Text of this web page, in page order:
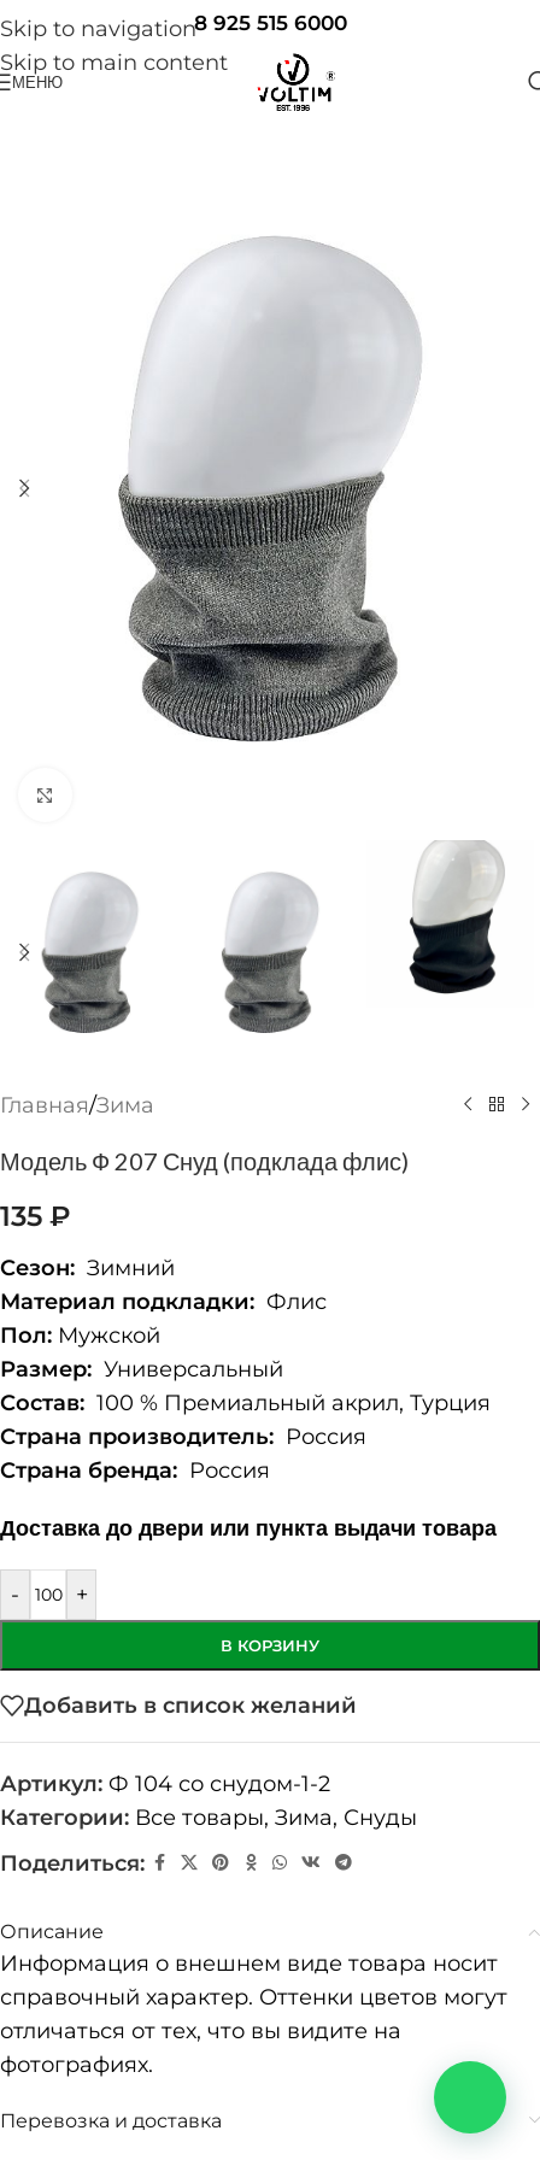
Skip to navigation
Skip to main content
8 925 515 6000
МЕНЮ
Главная/Зима
Модель Ф 207 Снуд (подклада флис)
135 ₽
Сезон: Зимний
Материал подкладки: Флис
Пол: Мужской
Размер: Универсальный
Состав: 100 % Премиальный акрил, Турция
Страна производитель: Россия
Страна бренда: Россия
Доставка до двери или пункта выдачи товара
- +
В КОРЗИНУ
Добавить в список желаний
Артикул: Ф 104 со снудом-1-2
Категории: Все товары, Зима, Снуды
Поделиться:
Описание
Информация о внешнем виде товара носит
справочный характер. Оттенки цветов могут
отличаться от тех, что вы видите на
фотографиях.
Перевозка и доставка